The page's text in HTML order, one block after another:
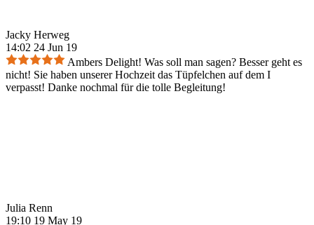
Jacky Herweg
14:02 24 Jun 19
Ambers Delight! Was soll man sagen? Besser geht es
nicht! Sie haben unserer Hochzeit das Tüpfelchen auf dem I
verpasst! Danke nochmal für die tolle Begleitung!
Julia Renn
19:10 19 May 19